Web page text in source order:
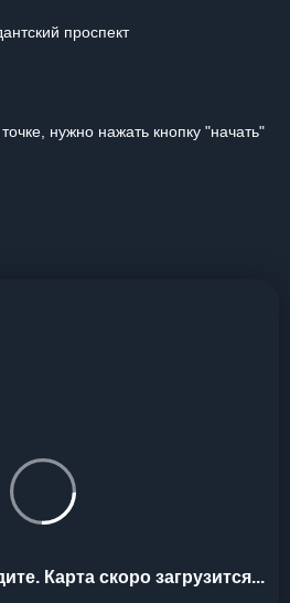
проспект
нужно нажать кнопку "начать"
Карта скоро загрузится...